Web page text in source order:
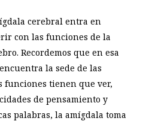
cerebral entra en
con las funciones de la
Recordemos que en esa
la sede de las
funciones tienen que ver,
de pensamiento y
palabras, la amígdala toma